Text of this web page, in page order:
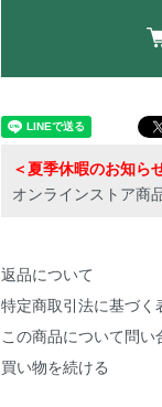
＜夏季休暇のお知ら
オンラインストア商
返品について
特定商取引法に基づく
この商品について問い
買い物を続ける